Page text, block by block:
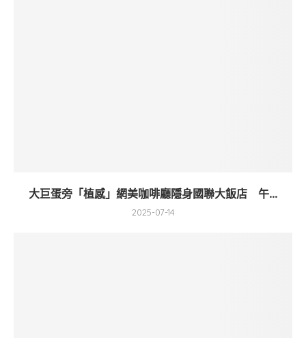
大巨蛋旁「植感」網美咖啡廳隱身國聯大飯店 午...
2025-07-14